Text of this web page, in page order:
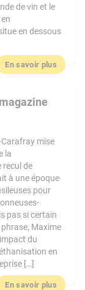
de vin et le
en dessous
En savoir plus
Carafray mise
la
recul de
à une époque
pour
pas si certain
Maxime
du
en
[…]
En savoir plus